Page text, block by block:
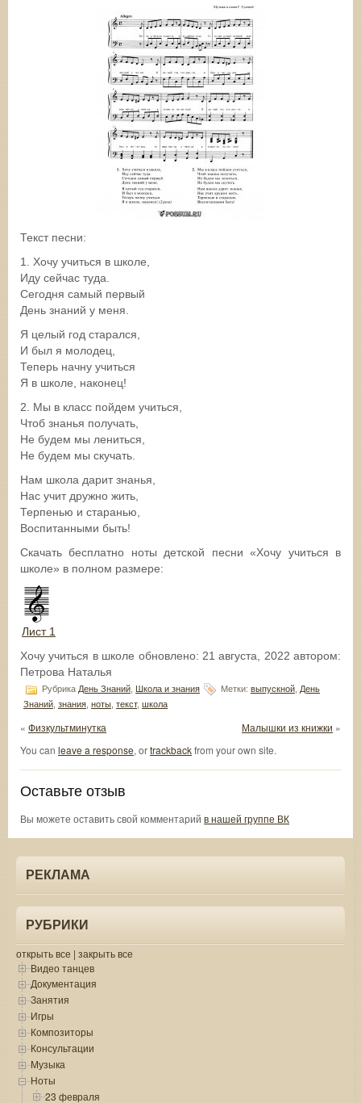
Текст песни:
1. Хочу учиться в школе,
Иду сейчас туда.
Сегодня самый первый
День знаний у меня.
Я целый год старался,
И был я молодец,
Теперь начну учиться
Я в школе, наконец!
2. Мы в класс пойдем учиться,
Чтоб знанья получать,
Не будем мы лениться,
Не будем мы скучать.
Нам школа дарит знанья,
Нас учит дружно жить,
Терпенью и старанью,
Воспитанными быть!
Скачать бесплатно ноты детской песни «Хочу учиться в
школе» в полном размере:
Лист 1
Хочу учиться в школе обновлено: 21 августа, 2022 автором:
Петрова Наталья
Рубрика День Знаний Школа и знания Метки: выпускной День
Знаний знания ноты текст, школа
« Физкультминутка Малышки из книжки »
You can leave a response, ortrackbackfrom your own site.
Оставьте отзыв
Вы можете оставить свой комментарий в нашей группе ВК
РЕКЛАМА
РУБРИКИ
открыть все | закрыть все
Видео танцев
Документация
Занятия
Игры
Композиторы
Консультации
Музыка
Ноты
23 февраля